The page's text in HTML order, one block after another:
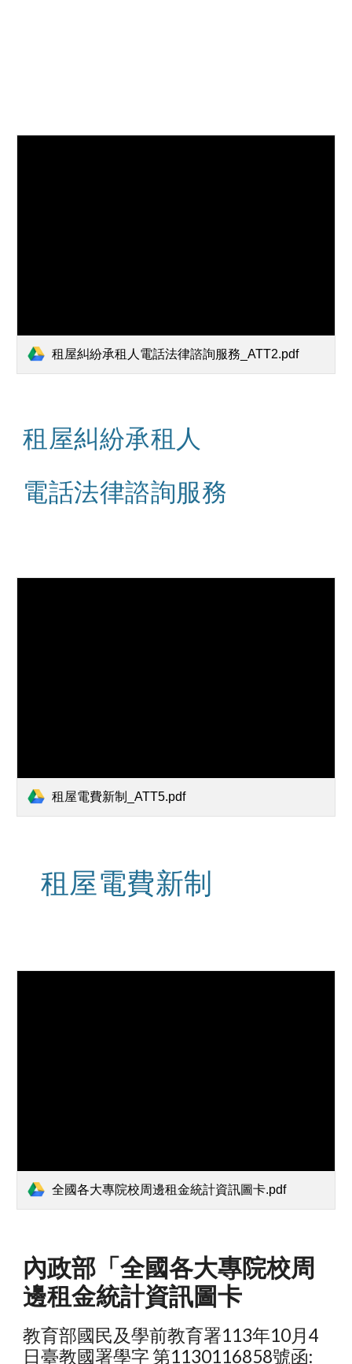
租屋糾紛承租人電話法律諮詢服務_ATT2.pdf
租屋糾紛承租人
電話法律諮詢服務
租屋電費新制_ATT5.pdf
租屋電費新制
全國各大專院校周邊租金統計資訊圖卡.pdf
內政部「全國各大專院校周
邊租金統計資訊圖卡
教育部國民及學前教育署113年10月4
日臺教國署學字 第1130116858號函: